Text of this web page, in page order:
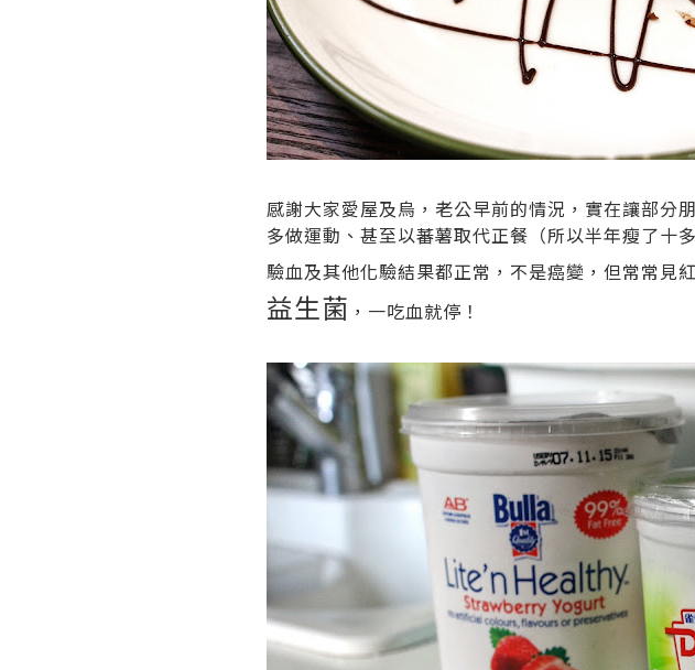
感謝大家愛屋及烏，老公早前的情況，實在讓部分
多做運動、甚至以蕃薯取代正餐（所以半年瘦了十
驗血及其他化驗結果都正常，不是癌變，但常常見
益生菌 ，一吃血就停！